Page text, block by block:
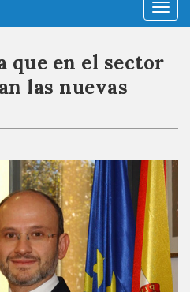
Menú
que en el sector
las nuevas